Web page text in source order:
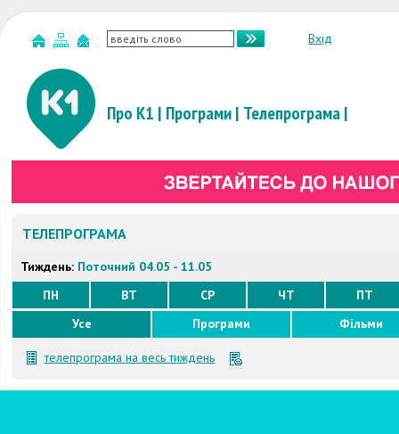
Вхід
Про К1 | Програми| Телепрограма|
ТЕЛЕПРОГРАМА
Тиждень: Поточний 04.05 - 11.05
ПН
ВТ СР ЧТ
ПТ
Усе
Програми Фільми
телепрограма на весь тиждень